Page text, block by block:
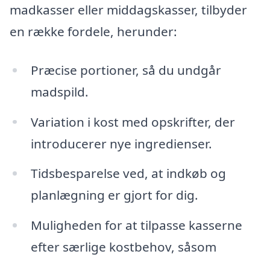
madkasser eller middagskasser, tilbyder
en række fordele, herunder:
Præcise portioner, så du undgår
madspild.
Variation i kost med opskrifter, der
introducerer nye ingredienser.
Tidsbesparelse ved, at indkøb og
planlægning er gjort for dig.
Muligheden for at tilpasse kasserne
efter særlige kostbehov, såsom